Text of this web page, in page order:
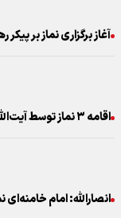
آغاز برگزاری نماز بر
اقامه ۳ نماز توسط آیت‌الله سبحانی بر پیکر مطهر رهبر شهید انقلاب و خانواده
انصارالله: امام